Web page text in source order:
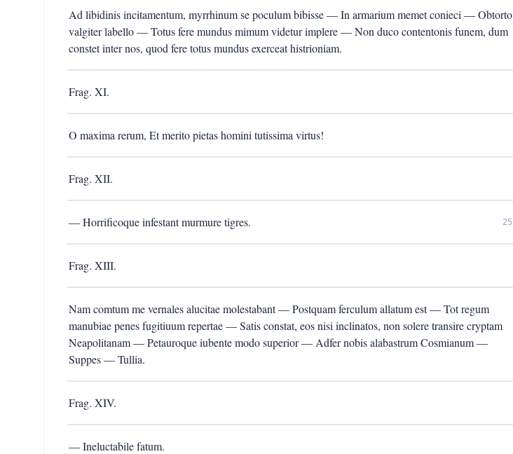
Ad libidinis incitamentum, myrrhinum se poculum bibisse — In armarium memet conieci — Obtorto
valgiter labello — Totus fere mundus mimum videtur implere — Non duco contentonis funem, dum
constet inter nos, quod fere totus mundus exerceat histrioniam.
Frag. XI.
O maxima rerum, Et merito pietas homini tutissima virtus!
Frag. XII.
— Horrificoque infestant murmure tigres. 25
Frag. XIII.
Nam comtum me vernales alucitae molestabant — Postquam ferculum allatum est — Tot regum
manubiae penes fugitiuum repertae — Satis constat, eos nisi inclinatos, non solere transire cryptam
Neapolitanam — Petauroque iubente modo superior — Adfer nobis alabastrum Cosmianum —
Suppes — Tullia.
Frag. XIV.
— Ineluctabile fatum.